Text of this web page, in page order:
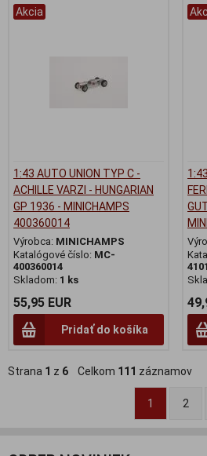
Akcia
1:43 AUTO UNION TYP C -
ACHILLE VARZI - HUNGARIAN
GP 1936 - MINICHAMPS
400360014
Výrobca: MINICHAMPS
Katalógové číslo: MC-
400360014
Skladom: 1 ks
55,95 EUR
Pridať do košíka
Strana 1 z 6 Celkom 111 záznamov
1 2